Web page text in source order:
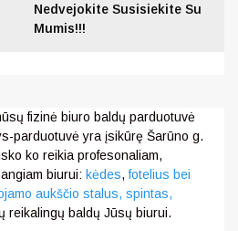
Nedvejokite Susisiekite Su
Mumis!!!
fizinė biuro baldų parduotuvė
parduotuvė yra įsikūrę Šarūno g.
ko reikia profesonaliam,
biurui: kėdes,fotelius bei
aukščio stalus, spintas,
reikalingų baldų Jūsų biurui.